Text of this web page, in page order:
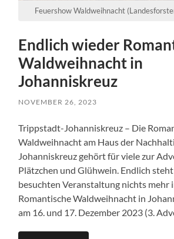
Feuershow Waldweihnacht
Endlich wieder
Waldweihnacht in
Johanniskreuz
NOVEMBER 26, 2023
Trippstadt-Johanniskreuz – Die
Waldweihnacht am Haus der
Johanniskreuz gehört für viele zur
Plätzchen und Glühwein. Endlich
besuchten Veranstaltung nichts mehr
Romantische Waldweihnacht in
am 16. und 17. Dezember 2023 (3.